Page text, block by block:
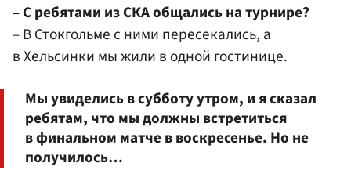
– С ребятами из СКА общались на турнире?
– В Стокгольме с ними пересекались, а
в Хельсинки мы жили в одной гостинице.
Мы увиделись в субботу утром, и я сказал
ребятам, что мы должны встретиться
в финальном матче в воскресенье. Но не
получилось…